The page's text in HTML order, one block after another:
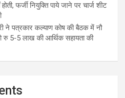
फर्जी नियुक्ति पाये जाने पर चार्ज शीट
ने पत्रकार कल्याण कोष की बैठक में नौ
रु 5-5 लाख की आर्थिक सहायता की